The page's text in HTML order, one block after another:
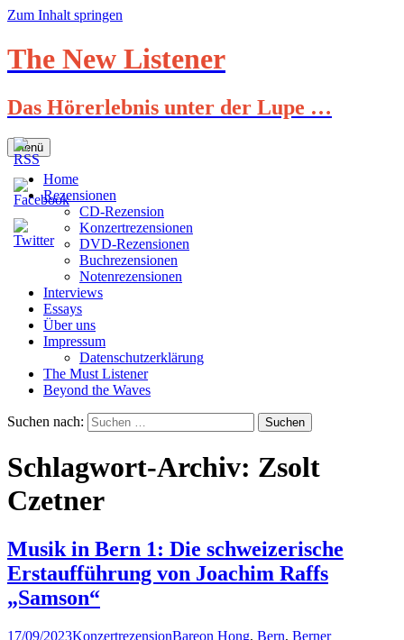
Zum Inhalt springen
The New Listener
Das Hörerlebnis unter der Lupe …
Menü
Home
Rezensionen
CD-Rezension
Konzertrezensionen
DVD-Rezensionen
Buchrezensionen
Notenrezensionen
Interviews
Essays
Über uns
Impressum
Datenschutzerklärung
The Must Listener
Beyond the Waves
Suchen nach:
Schlagwort-Archiv: Zsolt
Czetner
Musik in Bern 1: Die schweizerische
Erstaufführung von Joachim Raffs
„Samson“
17/09/2023KonzertrezensionBareon Hong, Bern, Berner